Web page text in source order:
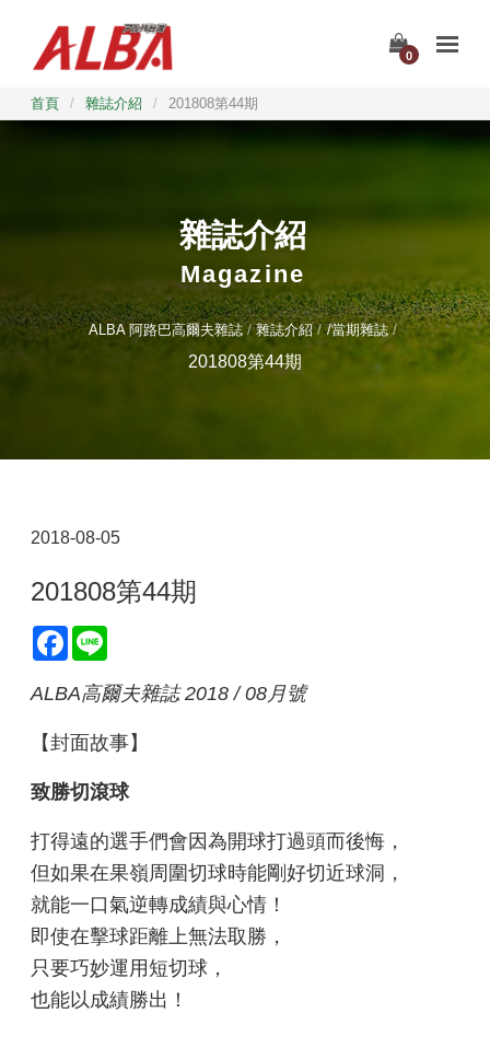
0
首頁 / 雜誌介紹 / 201808第44期
雜誌介紹
Magazine
ALBA 阿路巴高爾夫雜誌 雜誌介紹 /當期雜誌
201808第44期
2018-08-05
201808第44期
Facebook
ALBA高爾夫雜誌 2018 / 08月號
【封面故事】
致勝切滾球
打得遠的選手們會因為開球打過頭而後悔，
但如果在果嶺周圍切球時能剛好切近球洞，
就能一口氣逆轉成績與心情！
即使在擊球距離上無法取勝，
只要巧妙運用短切球，
也能以成績勝出！